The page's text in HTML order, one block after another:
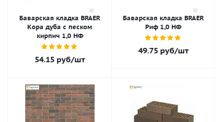
Баварская кладка BRAER
Кора дуба с песком
кирпич 1,0 НФ
54.15руб/шт
Баварская кладка BRAER
Риф 1,0 НФ
49.75руб/шт